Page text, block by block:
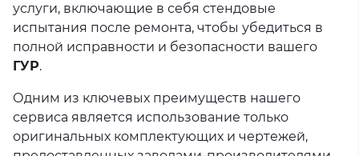
услуги, включающие в себя стендовые
испытания после ремонта, чтобы убедиться в
полной исправности и безопасности вашего
ГУР.
Одним из ключевых преимуществ нашего
сервиса является использование только
оригинальных комплектующих и чертежей,